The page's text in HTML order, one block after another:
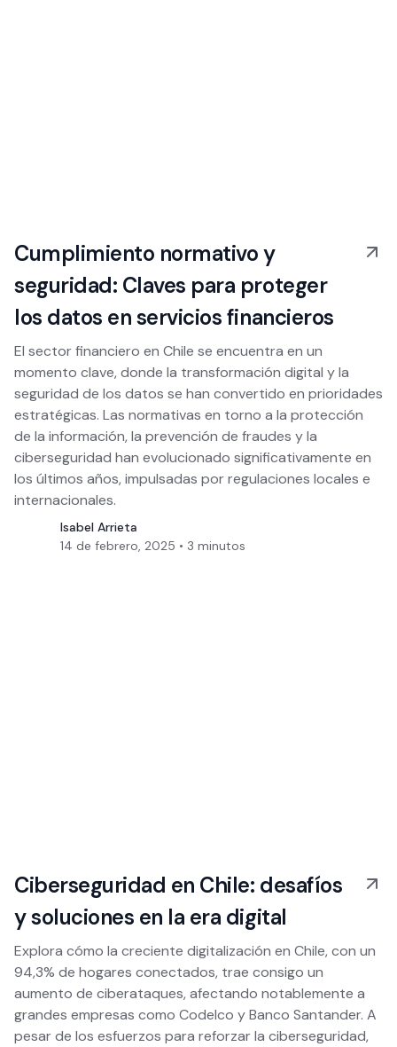
Cumplimiento normativo y
seguridad: Claves para proteger
los datos en servicios financieros
El sector financiero en Chile se encuentra en un
momento clave, donde la transformación digital y la
seguridad de los datos se han convertido en prioridades
estratégicas. Las normativas en torno a la protección
de la información, la prevención de fraudes y la
ciberseguridad han evolucionado significativamente en
los últimos años, impulsadas por regulaciones locales e
internacionales.
Isabel Arrieta
14 de febrero, 2025 • 3 minutos
Ciberseguridad en Chile: desafíos
y soluciones en la era digital
Explora cómo la creciente digitalización en Chile, con un
94,3% de hogares conectados, trae consigo un
aumento de ciberataques, afectando notablemente a
grandes empresas como Codelco y Banco Santander. A
pesar de los esfuerzos para reforzar la ciberseguridad,